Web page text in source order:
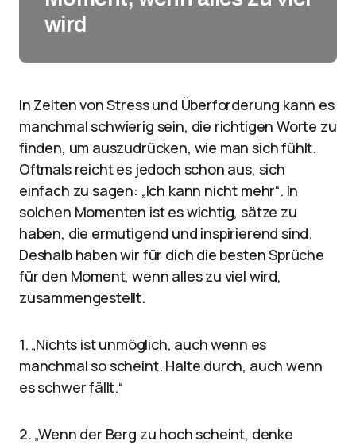
wird
In Zeiten von Stress und Überforderung kann es
manchmal schwierig sein, die richtigen Worte zu
finden, um auszudrücken, wie man sich fühlt.
Oftmals reicht es jedoch schon aus, sich
einfach zu sagen: „Ich kann nicht mehr“. In
solchen Momenten ist es wichtig, sätze zu
haben, die ermutigend und inspirierend sind.
Deshalb haben wir für dich die besten Sprüche
für den Moment, wenn alles zu viel wird,
zusammengestellt.
1. „Nichts ist unmöglich, auch wenn es
manchmal so scheint. Halte durch, auch wenn
es schwer fällt.“
2. „Wenn der Berg zu hoch scheint, denke